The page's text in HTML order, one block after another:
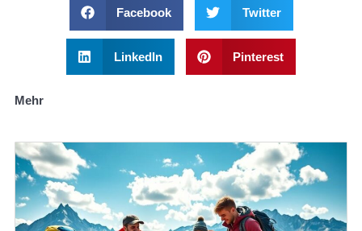
Facebook Twitter
LinkedIn Pinterest
Mehr